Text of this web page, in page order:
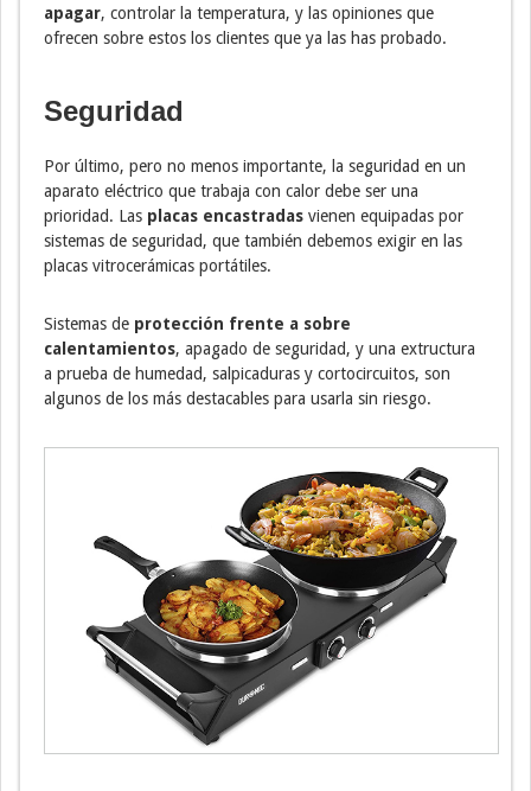
apagar, controlar la temperatura, y las opiniones que
ofrecen sobre estos los clientes que ya las has probado.
Seguridad
Por último, pero no menos importante, la seguridad en un
aparato eléctrico que trabaja con calor debe ser una
prioridad. Las placas encastradas vienen equipadas por
sistemas de seguridad, que también debemos exigir en las
placas vitrocerámicas portátiles.
Sistemas de protección frente a sobre
calentamientos, apagado de seguridad, y una extructura
a prueba de humedad, salpicaduras y cortocircuitos, son
algunos de los más destacables para usarla sin riesgo.